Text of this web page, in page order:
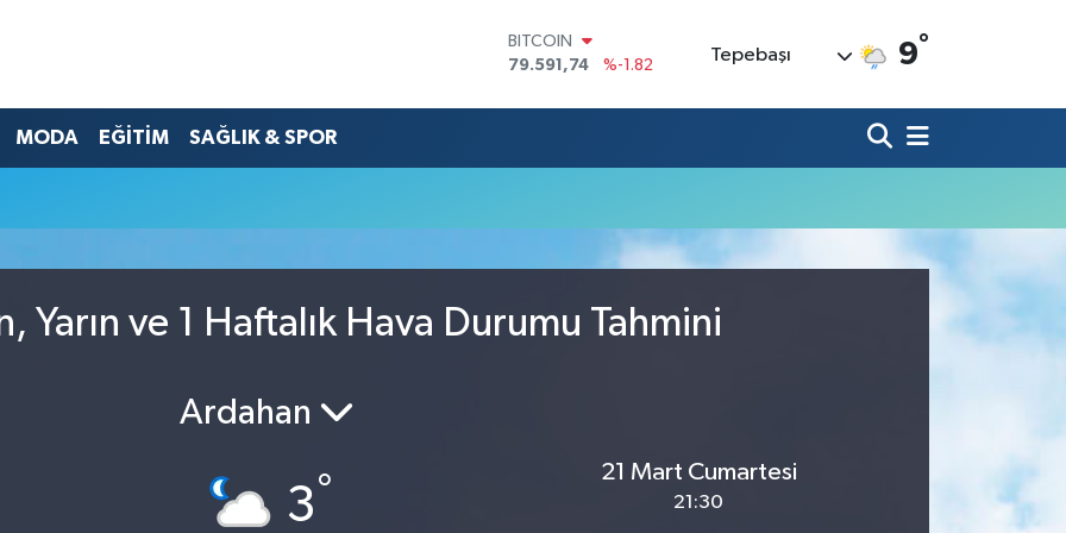
BITCOIN
79.591,74
%-1.82
45,43620
%0.02
14.598,00
%0
Tepebaşı 9°
MODA EĞİTİM SAĞLIK & SPOR
Yarın ve 1 Haftalık Hava Durumu Tahmini
Ardahan
3°
21 Mart Cumartesi
21:30